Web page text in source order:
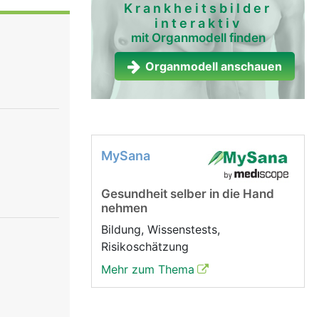
Krankheitsbilder
interaktiv
mit Organmodell finden
Organmodell anschauen
MySana
Gesundheit selber in die Hand
nehmen
Bildung, Wissenstests,
Risikoschätzung
Mehr zum Thema